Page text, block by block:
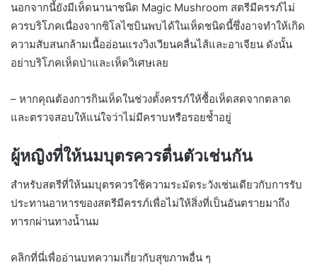
นอกจากนี้ยังมีเห็ดนานาชนิด Magic Mushroom สตรีมีครรภ์ไม่
ควรบริโภคเนื่องจากซิโลไซบินพบได้ในเห็ดชนิดนี้ซึ่งอาจทำให้เกิด
ความสับสนกล้ามเนื้ออ่อนแรงวิงเวียนคลื่นไส้และอาเจียน ดังนั้น
อย่าบริโภคเห็ดป่าและเห็ดวิเศษเลย
– หากคุณต้องการกินเห็ดในช่วงตั้งครรภ์ให้ซื้อเห็ดสดจากตลาด
และตรวจสอบให้แน่ใจว่าไม่มีคราบหรือรอยช้ำอยู่
ผู้หญิงที่ให้นมบุตรควรตื่นตัวเช่นกัน
สำหรับสตรีที่ให้นมบุตรควรใช้ความระมัดระวังเช่นเดียวกับการรับ
ประทานอาหารของสตรีมีครรภ์เพื่อไม่ให้สิ่งที่เป็นอันตรายมาถึง
ทารกผ่านทางน้ำนม
คลิกที่นี่เพื่ออ่านบทความเกี่ยวกับสุขภาพอื่น ๆ